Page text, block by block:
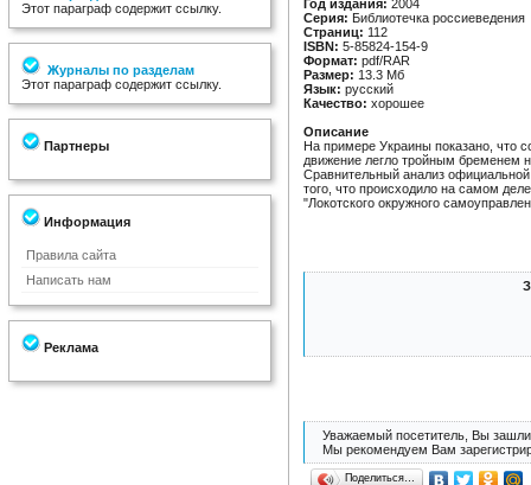
Этот параграф содержит ссылку.
Журналы по разделам
Этот параграф содержит ссылку.
Партнеры
Информация
Правила сайта
Написать нам
Реклама
Год издания: 2004
Серия: Библиотечка россиеведения
Страниц: 112
ISBN: 5-85824-154-9
Формат: pdf/RAR
Размер: 13.3 Мб
Язык: русский
Качество: хорошее
Описание
На примере Украины показано, что
движение легло тройным бременем
Сравнительный анализ
того, что происходило на самом
"Локотского окружного
Уважаемый посетитель, Вы зашли
Мы рекомендуем Вам
Поделиться…